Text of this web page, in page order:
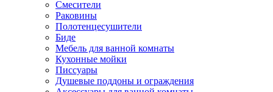
Смесители
Раковины
Полотенцесушители
Биде
Мебель для ванной комнаты
Кухонные мойки
Писсуары
Душевые поддоны и ограждения